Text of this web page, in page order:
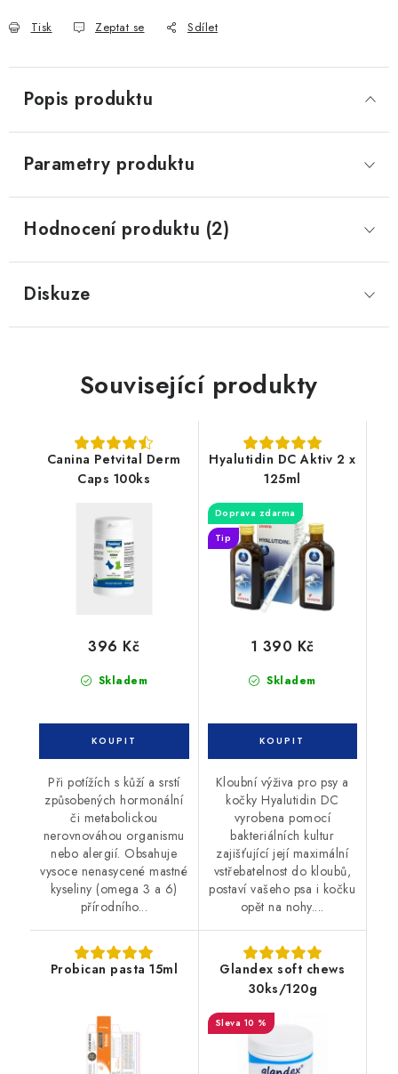
Tisk Zeptat se Sdílet
Popis produktu
Parametry produktu
Hodnocení produktu (2)
Diskuze
Související produkty
Canina Petvital Derm
Caps 100ks
Skladem
396 Kč
Při potížích s kůží a srstí
způsobených hormonální
či metabolickou
nerovnováhou organismu
nebo alergií. Obsahuje
vysoce nenasycené mastné
kyseliny (omega 3 a 6)
přírodního...
Hyalutidin DC Aktiv 2 x
125ml
Doprava zdarma
Tip
Skladem
1 390 Kč
Kloubní výživa pro psy a
kočky Hyalutidin DC
vyrobena pomocí
bakteriálních kultur
zajišťující její maximální
vstřebatelnost do kloubů,
postaví vašeho psa i kočku
opět na nohy....
Probican pasta 15ml
Glandex soft chews
30ks/120g
10 %